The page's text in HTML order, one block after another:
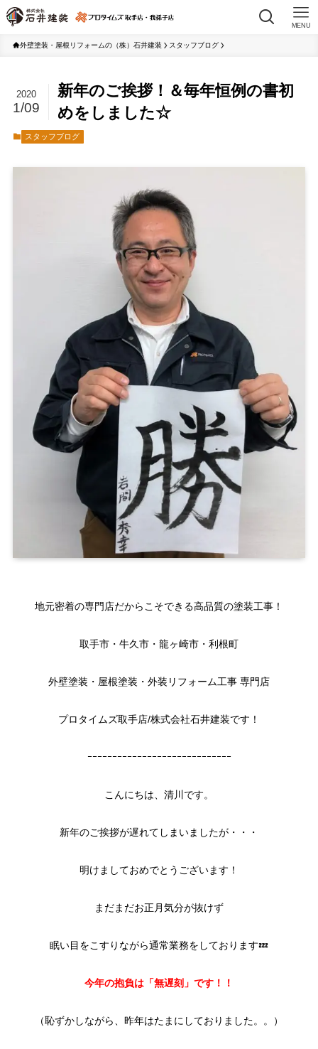
MENU
外壁塗装・屋根リフォームの（株）石井建装 スタッフブログ
新年のご挨拶！＆毎年恒例の書初
めをしました☆
2020
1/09
スタッフブログ
地元密着の専門店だからこそできる高品質の塗装工事！
取手市・牛久市・龍ヶ崎市・利根町
外壁塗装・屋根塗装・外装リフォーム工事 専門店
プロタイムズ取手店/株式会社石井建装です！
ｰｰｰｰｰｰｰｰｰｰｰｰｰｰｰｰｰｰｰｰｰｰｰｰｰｰｰｰｰ
こんにちは、清川です。
新年のご挨拶が遅れてしまいましたが・・・
明けましておめでとうございます！
まだまだお正月気分が抜けず
眠い目をこすりながら通常業務をしております💤
今年の抱負は「無遅刻」です！！
（恥ずかしながら、昨年はたまにしておりました。。）